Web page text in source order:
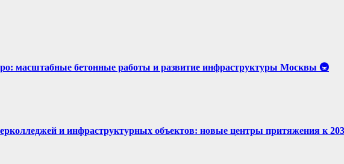
масштабные бетонные работы и развитие инфраструктуры Москвы 🚇
и инфраструктурных объектов: новые центры притяжения к